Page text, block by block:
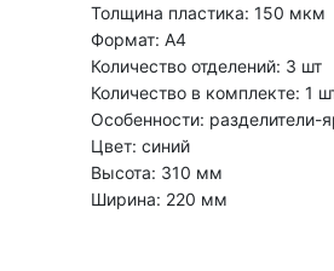
Толщина пластика: 150 мкм
Формат: А4
Количество отделений: 3 шт
Количество в комплекте: 1
Особенности: разделители-
Цвет: синий
Высота: 310 мм
Ширина: 220 мм